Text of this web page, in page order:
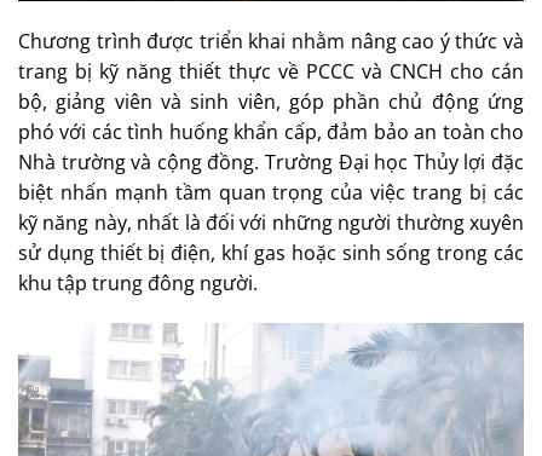
Chương trình được triển khai nhằm nâng cao ý thức và
trang bị kỹ năng thiết thực về PCCC và CNCH cho cán
bộ, giảng viên và sinh viên, góp phần chủ động ứng
phó với các tình huống khẩn cấp, đảm bảo an toàn cho
Nhà trường và cộng đồng. Trường Đại học Thủy lợi đặc
biệt nhấn mạnh tầm quan trọng của việc trang bị các
kỹ năng này, nhất là đối với những người thường xuyên
sử dụng thiết bị điện, khí gas hoặc sinh sống trong các
khu tập trung đông người.